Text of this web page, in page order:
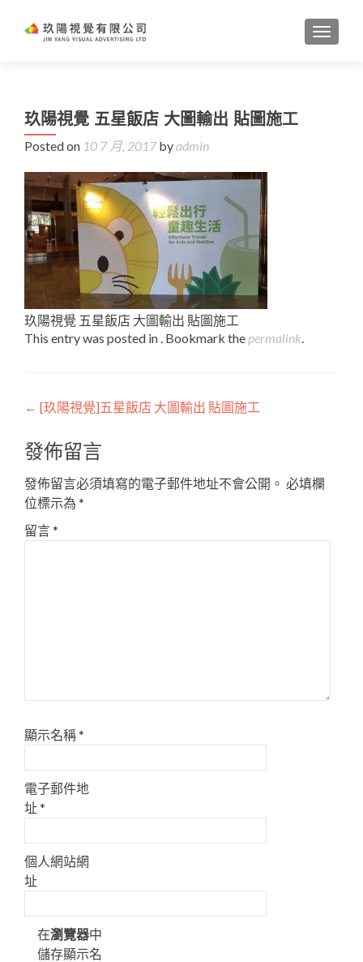
玖陽視覺 五星飯店 大圖輸出 貼圖施工
Posted on 10 7 月, 2017byadmin
玖陽視覺 五星飯店 大圖輸出 貼圖施工
This entry was posted in . Bookmark the permalink.
Post
navigation
← [玖陽視覺]五星飯店 大圖輸出 貼圖施工
發佈留言
發佈留言必須填寫的電子郵件地址不會公開。 必填欄
位標示為 *
留言*
顯示名稱*
電子郵件地
址*
個人網站網
址
在瀏覽器中
儲存顯示名